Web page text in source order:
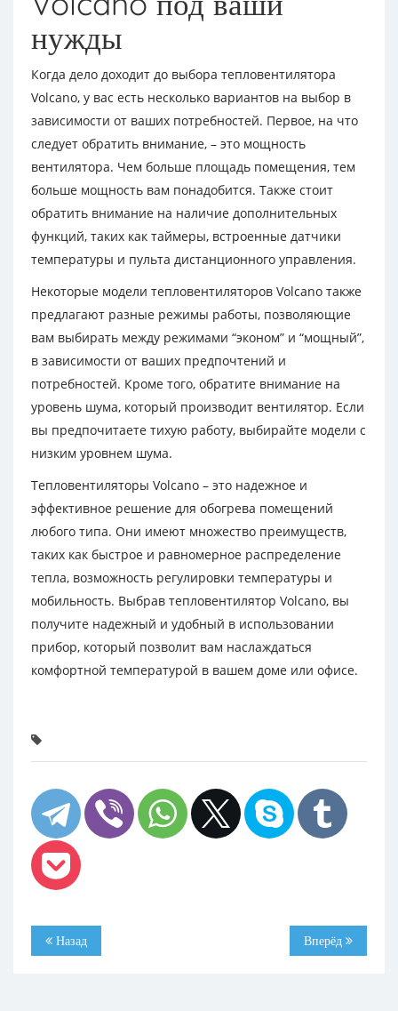
нужды
Когда дело доходит до выбора тепловентилятора
Volcano, у вас есть несколько вариантов на выбор в
зависимости от ваших потребностей. Первое, на что
следует обратить внимание, – это мощность
вентилятора. Чем больше площадь помещения, тем
больше мощность вам понадобится. Также стоит
обратить внимание на наличие дополнительных
функций, таких как таймеры, встроенные датчики
температуры и пульта дистанционного управления.
Некоторые модели тепловентиляторов Volcano также
предлагают разные режимы работы, позволяющие
вам выбирать между режимами “эконом” и “мощный”,
в зависимости от ваших предпочтений и
потребностей. Кроме того, обратите внимание на
уровень шума, который производит вентилятор. Если
вы предпочитаете тихую работу, выбирайте модели с
низким уровнем шума.
Тепловентиляторы Volcano – это надежное и
эффективное решение для обогрева помещений
любого типа. Они имеют множество преимуществ,
таких как быстрое и равномерное распределение
тепла, возможность регулировки температуры и
мобильность. Выбрав тепловентилятор Volcano, вы
получите надежный и удобный в использовании
прибор, который позволит вам наслаждаться
комфортной температурой в вашем доме или офисе.
Назад Вперёд